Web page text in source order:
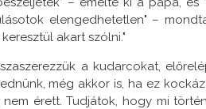
elengedhetetlen" –
akart szólni."
a kudarcokat,
még akkor is, ha ez
érett. Tudjátok, hogy mi